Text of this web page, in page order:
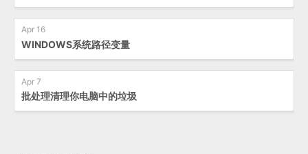
Apr 16
WINDOWS系统路径变量
Apr 7
批处理清理你电脑中的垃圾